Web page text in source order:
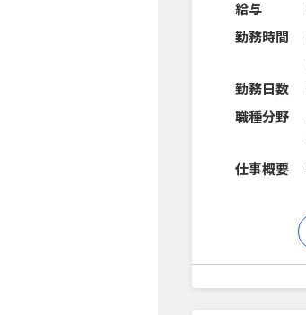
給与
勤務時間
勤務日数
職種分野
仕事概要